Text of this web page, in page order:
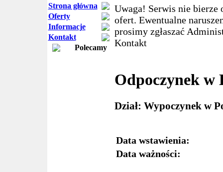
Strona główna
Oferty
Informacje
Kontakt
Polecamy
Uwaga! Serwis nie bierze
ofert. Ewentualne
prosimy zgłaszać
Kontakt
Odpoczynek w
Dział: Wypoczynek w
Data wstawienia:
Data ważności: